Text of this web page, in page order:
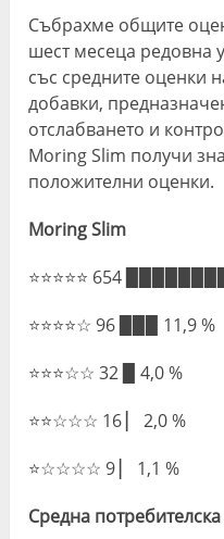
Събрахме общите
шест месеца редовна
със средните оценки
добавки,
отслабването и
Moring Slim получи
положителни оценки.
Moring Slim
⭐⭐⭐⭐⭐ 654
⭐⭐⭐⭐☆ 96 ▉▉▉ 11,9 %
⭐⭐⭐☆☆ 32 ▉ 4,0 %
⭐⭐☆☆☆ 16 ▏ 2,0 %
⭐☆☆☆☆ 9 ▏ 1,1 %
Средна потребителска